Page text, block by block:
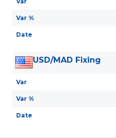
Var %
Date
USD/MAD Fixing
Var
Var %
Date